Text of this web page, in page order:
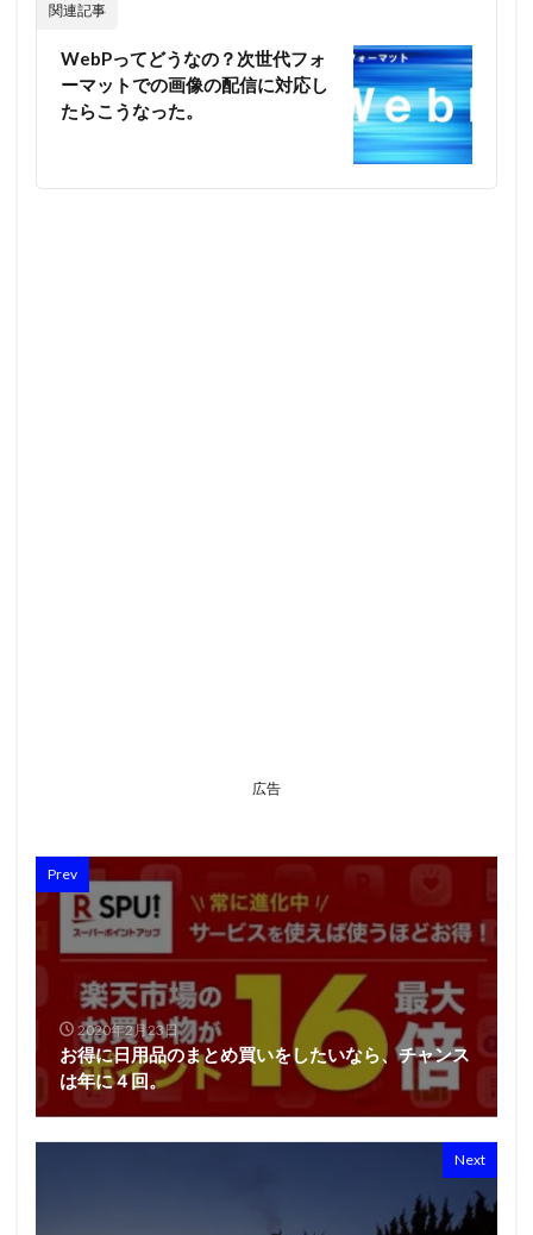
関連記事
WebPってどうなの？次世代フォ
ーマットでの画像の配信に対応し
たらこうなった。
広告
Prev
2020年2月23日
お得に日用品のまとめ買いをしたいなら、チャンス
は年に４回。
Next